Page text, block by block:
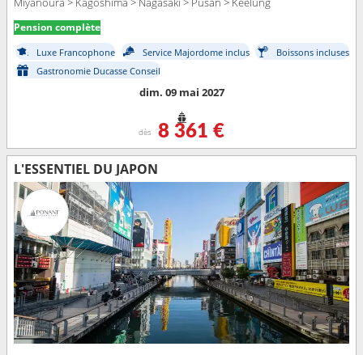
Pension complète
Luxe Francophone Service Majordome inclus
Boissons incluses
Gastronomie Ducasse Conseil
dim. 09 mai 2027
dès 8 361 €
L'ESSENTIEL DU JAPON